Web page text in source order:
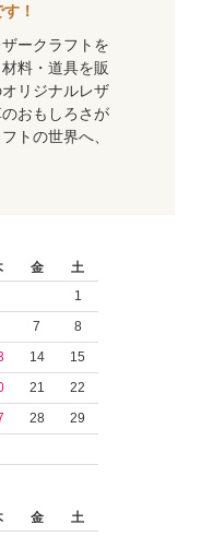
！
ークラフトを
料・道具を販
リジナルレザ
おもしろさが
トの世界へ、
金
土
1
7
8
14
15
21
22
28
29
金
土